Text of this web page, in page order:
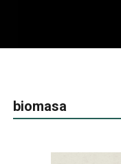
biomasa